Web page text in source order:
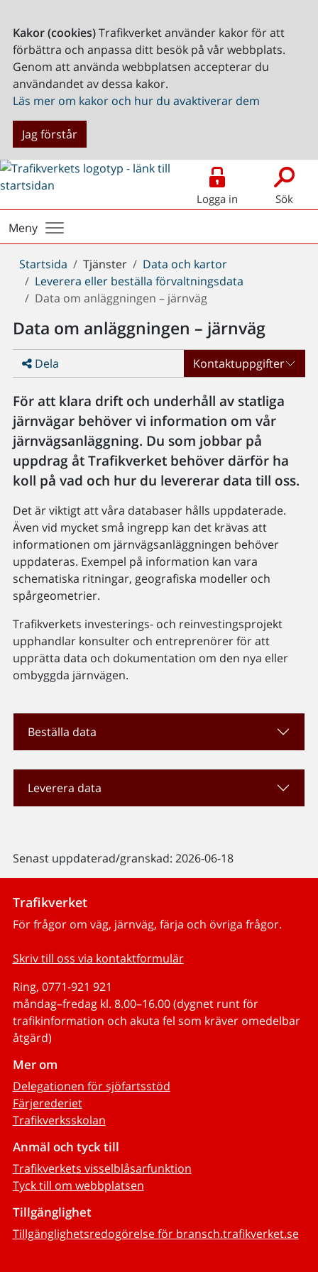
Kakor (cookies)Trafikverket använder kakor för att
förbättra och anpassa ditt besök på vår webbplats.
Genom att använda webbplatsen accepterar du
användandet av dessa kakor.
Läs mer om kakor och hur du avaktiverar dem
Jag förstår
Logga in Sök
Meny
Du
är
här:
Startsida Tjänster
Data och kartor
Leverera eller beställa förvaltningsdata
Data om anläggningen – järnväg
Data om anläggningen – järnväg
Dela Kontaktuppgifter
För att klara drift och underhåll av statliga
järnvägar behöver vi information om vår
järnvägsanläggning. Du som jobbar på
uppdrag åt Trafikverket behöver därför ha
koll på vad och hur du levererar data till oss.
Det är viktigt att våra databaser hålls uppdaterade.
Även vid mycket små ingrepp kan det krävas att
informationen om järnvägsanläggningen behöver
uppdateras. Exempel på information kan vara
schematiska ritningar, geografiska modeller och
spårgeometrier.
Trafikverkets investerings- och reinvestingsprojekt
upphandlar konsulter och entreprenörer för att
upprätta data och dokumentation om den nya eller
ombyggda järnvägen.
Beställa data
Leverera data
Senast uppdaterad/granskad: 2026-06-18
Trafikverket
För frågor om väg, järnväg, färja och övriga frågor.
Skriv till oss via kontaktformulär
Ring, 0771-921 921
måndag–fredag kl. 8.00–16.00 (dygnet runt för
trafikinformation och akuta fel som kräver omedelbar
åtgärd)
Mer om
Delegationen för sjöfartsstöd
Färjerederiet
Trafikverksskolan
Anmäl och tyck till
Trafikverkets visselblåsarfunktion
Tyck till om webbplatsen
Tillgänglighet
Tillgänglighetsredogörelse för bransch.trafikverket.se